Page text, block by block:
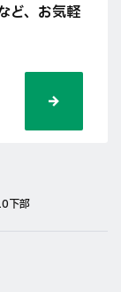
、 お気軽
下部